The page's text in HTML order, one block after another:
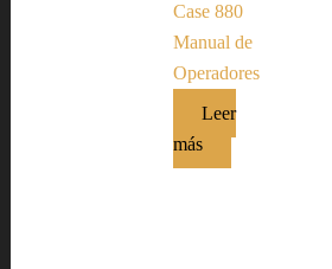
Case 880
Manual de
Operadores
Leer
más